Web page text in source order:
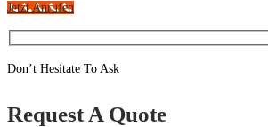
Jetzt Anrufen
Don’t Hesitate To Ask
Request A Quote